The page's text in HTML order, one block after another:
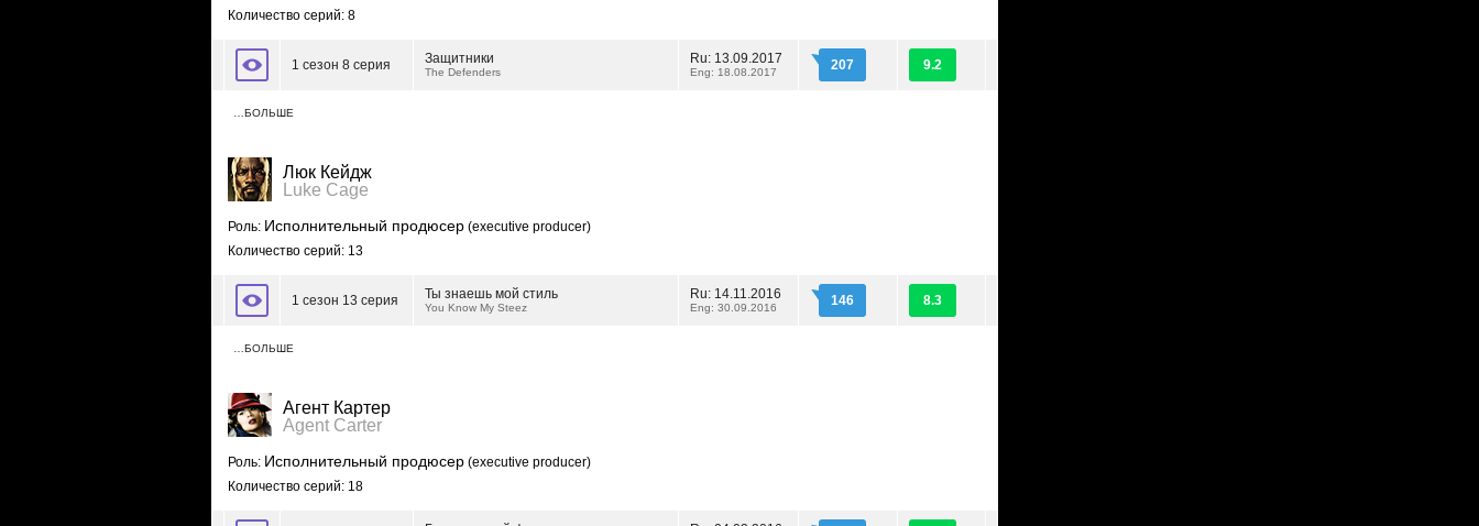
Количество серий: 8
1 сезон 8 серия Защитники
The Defenders
Ru: 13.09.2017
Eng: 18.08.2017 207 9.2
…БОЛЬШЕ
Люк Кейдж
Luke Cage
Роль: Исполнительный продюсер (executive producer)
Количество серий: 13
1 сезон 13 серия Ты знаешь мой стиль
You Know My Steez
Ru: 14.11.2016
Eng: 30.09.2016 146 8.3
…БОЛЬШЕ
Агент Картер
Agent Carter
Роль: Исполнительный продюсер (executive producer)
Количество серий: 18